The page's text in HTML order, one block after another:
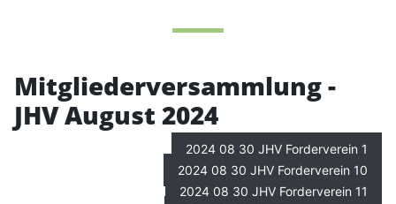
Mitgliederversammlung -
JHV August 2024
2024 08 30 JHV Forderverein 1
2024 08 30 JHV Forderverein 10
2024 08 30 JHV Forderverein 11